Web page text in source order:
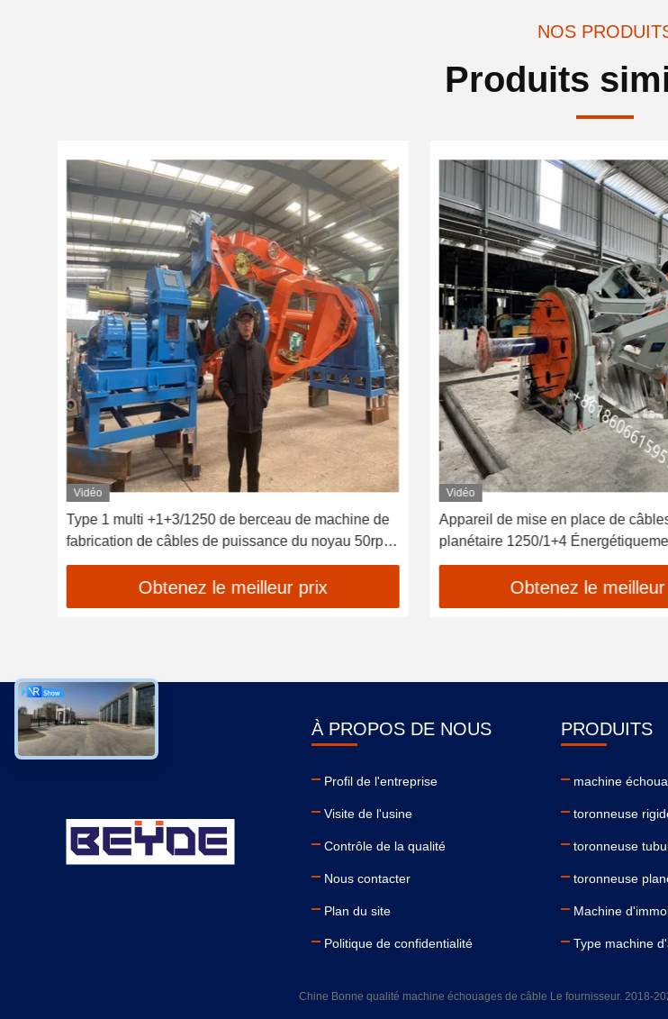
NOS
Produits
Vidéo
Type 1 multi +1+3/1250 de berceau de machine de
fabrication de câbles de puissance du noyau 50rpm
écologique
Obtenez le meilleur prix
Vidéo
Appareil de mise en place de
planétaire 1250/1+4
Obtenez le
À PROPOS DE NOUS
Profil de l'entreprise
Visite de l'usine
Contrôle de la qualité
Nous contacter
Plan du site
Politique de confidentialité
PRODUITS
machine
toronneuse
toronneuse
toronneuse
Machine
Type machine
Chine Bonne qualité machine échouages de câble Le fournisseur. 2018-